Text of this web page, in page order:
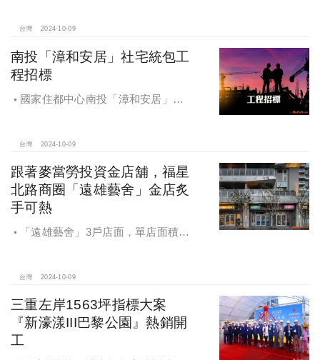
台灣 2024-10-09
南投「漳和安居」社宅統包工
程招標
國家住都中心南投「漳和安居」社
台灣 2024-10-09
跟著麥當勞投資金店舖，福星
北路商圈「遠雄藝舍」金店炙
手可熱
「遠雄藝舍」3戶店面，單店面積在
百萬的交易行情
台灣 2024-10-09
三重左岸1563坪指標大案
『新濠漾III巴黎公園』熱銷開
工